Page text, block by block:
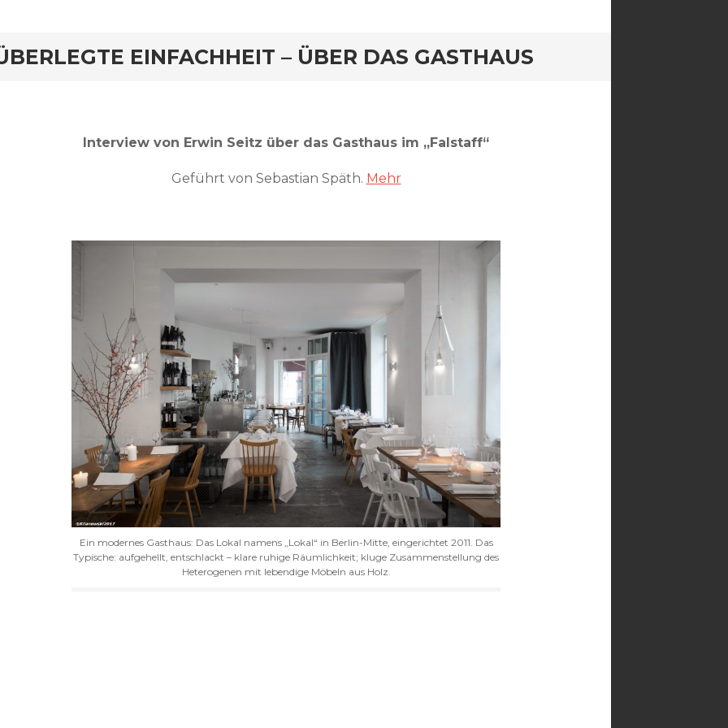
EINFACHHEIT – ÜBER DAS GASTHAUS
Interview von Erwin Seitz über das Gasthaus im „Falstaff“
Geführt von Sebastian Späth. Mehr
Ein modernes Gasthaus: Das Lokal namens „Lokal“ in Berlin-Mitte, eingerichtet 2011. Das
Typische: aufgehellt, entschlackt – klare ruhige Räumlichkeit; kluge Zusammenstellung des
Heterogenen mit lebendige Möbeln aus Holz.